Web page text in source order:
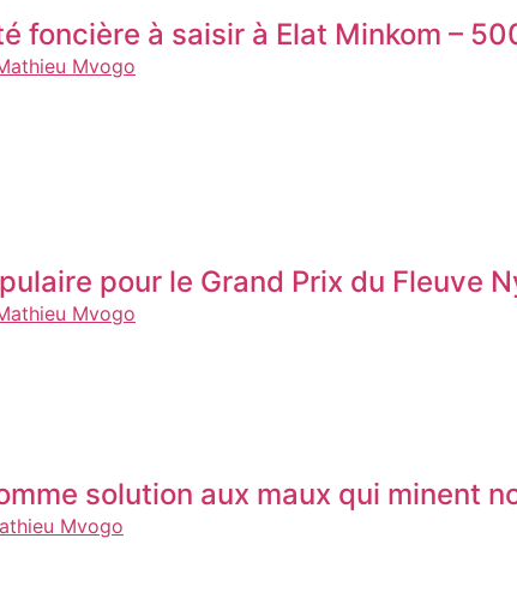
foncière à saisir à Elat Minkom –
Mvogo
pour le Grand Prix du Fleuve
Mvogo
solution aux maux qui minent
Mvogo